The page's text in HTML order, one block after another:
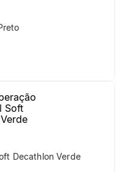
Decathlon Verde